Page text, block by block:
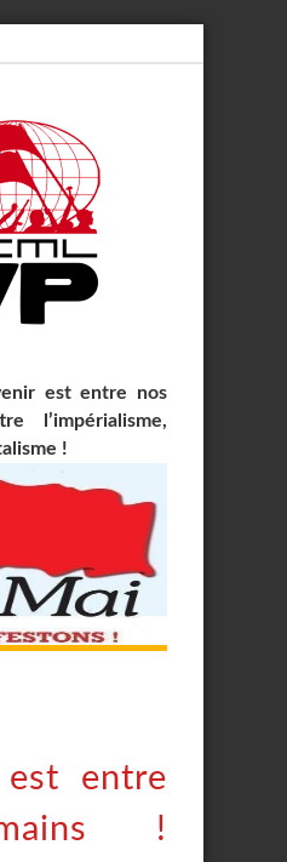
est entre nos
l’impérialisme,
!
est entre
!